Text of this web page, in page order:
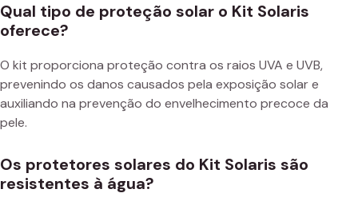
Qual tipo de proteção solar o Kit Solaris
oferece?
O kit proporciona proteção contra os raios UVA e UVB,
prevenindo os danos causados pela exposição solar e
auxiliando na prevenção do envelhecimento precoce da
pele.
Os protetores solares do Kit Solaris são
resistentes à água?